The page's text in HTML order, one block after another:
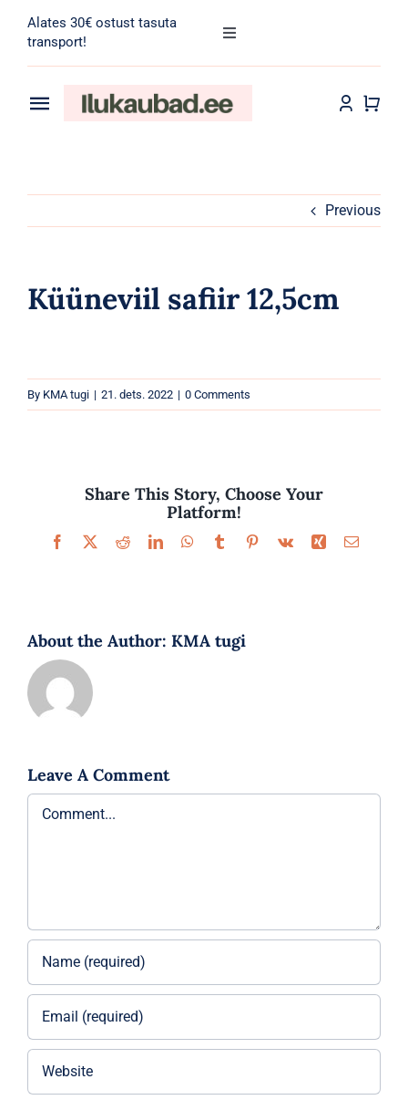
content
Alates 30€ ostust tasuta
transport!
Toggle
for:
Toggle
Meik
Parfüümid
Previous
Küüneviil safiir 12,5cm
By KMA tugi | 21. dets. 2022 | 0 Comments
Share This Story, Choose Your
Platform!
Facebook
X RedditLinkedInWhatsApp
TumblrPinterest
Vk Xing Email
About the Author: KMA tugi
Leave A Comment
Comment